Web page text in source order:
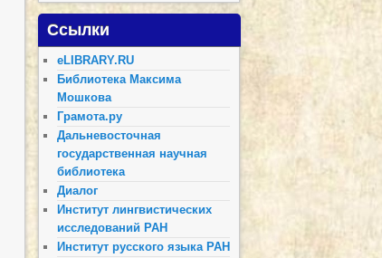
Ссылки
eLIBRARY.RU
Библиотека Максима
Мошкова
Грамота.ру
Дальневосточная
государственная научная
библиотека
Диалог
Институт лингвистических
исследований РАН
Институт русского языка РАН